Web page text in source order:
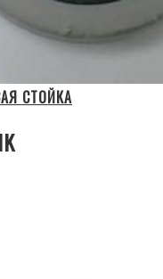
СТОЙКА